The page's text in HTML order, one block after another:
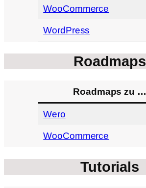
WooCommerce
WordPress
Roadmaps
Roadmaps zu …
Wero
WooCommerce
Tutorials